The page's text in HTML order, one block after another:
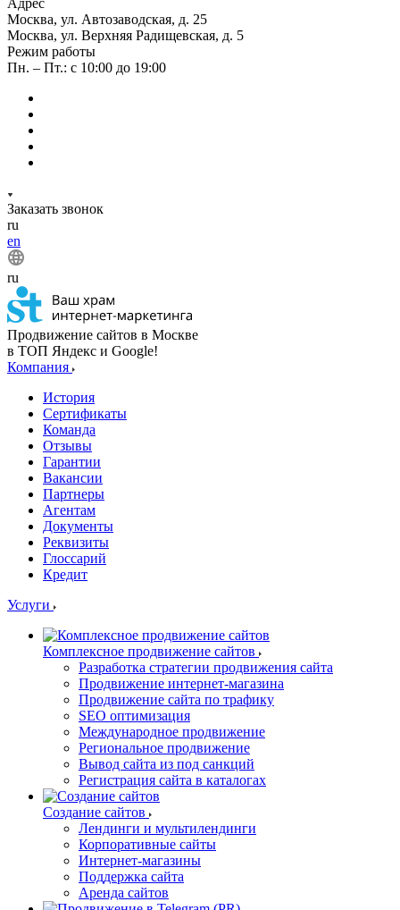
Адрес
Москва, ул. Автозаводская, д. 25
Москва, ул. Верхняя Радищевская, д. 5
Режим работы
Пн. – Пт.: с 10:00 до 19:00
Заказать звонок
ru
en
ru
Продвижение сайтов в Москве
в ТОП Яндекс и Google!
Компания
История
Сертификаты
Команда
Отзывы
Гарантии
Вакансии
Партнеры
Агентам
Документы
Реквизиты
Глоссарий
Кредит
Услуги
Комплексное продвижение сайтов
Разработка стратегии продвижения сайта
Продвижение интернет-магазина
Продвижение сайта по трафику
SEO оптимизация
Международное продвижение
Региональное продвижение
Вывод сайта из под санкций
Регистрация сайта в каталогах
Создание сайтов
Лендинги и мультилендинги
Корпоративные сайты
Интернет-магазины
Поддержка сайта
Аренда сайтов